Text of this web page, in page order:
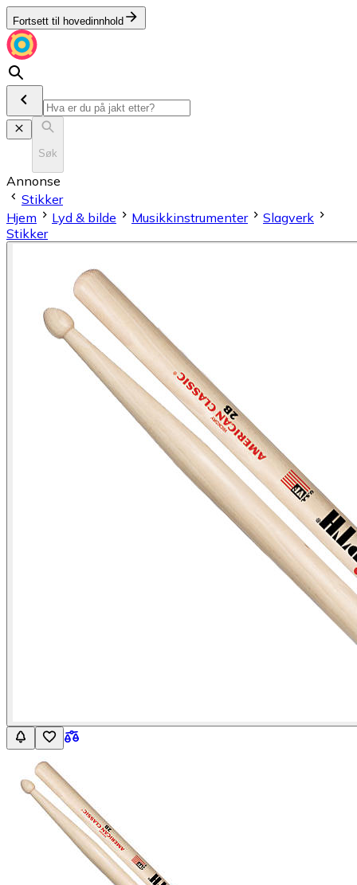
Fortsett til hovedinnhold
Søk
Annonse
Stikker
Hjem
Lyd & bilde Musikkinstrumenter
Slagverk
Stikker